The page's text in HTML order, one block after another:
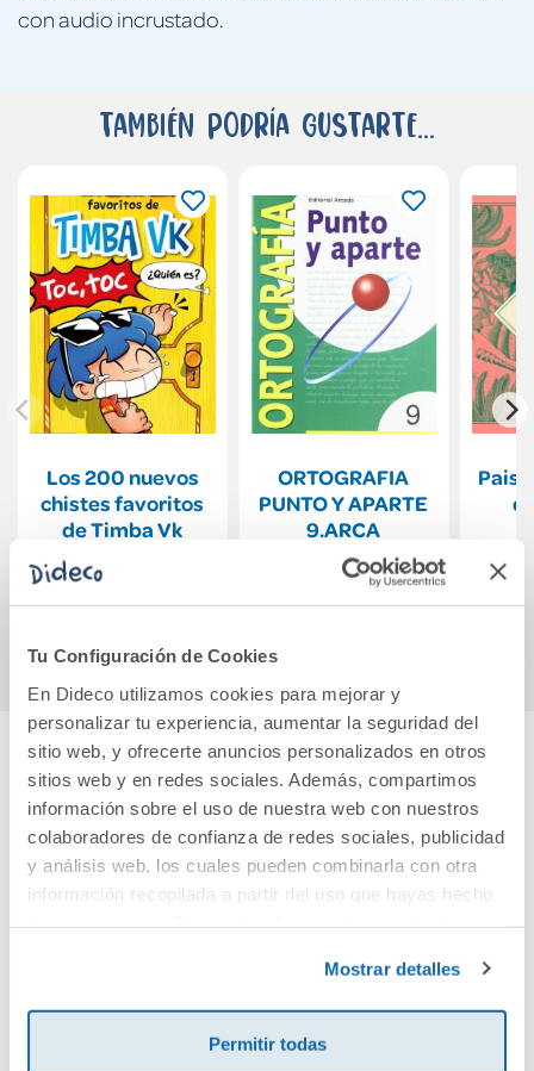
Tu Configuración de Cookies
En Dideco utilizamos cookies para mejorar y
personalizar tu experiencia, aumentar la seguridad del
sitio web, y ofrecerte anuncios personalizados en otros
sitios web y en redes sociales. Además, compartimos
información sobre el uso de nuestra web con nuestros
colaboradores de confianza de redes sociales, publicidad
y análisis web, los cuales pueden combinarla con otra
información recopilada a partir del uso que hayas hecho
Mostrar detalles
Permitir todas
con audio incrustado.
También podría gustarte...
Los 200 nuevos
chistes favoritos
de Timba Vk
17,90€
ORTOGRAFIA
PUNTO Y APARTE
9.ARCA
2,00€
Cuéntanos tu opinión
¡Sé el primero en valorar este producto!